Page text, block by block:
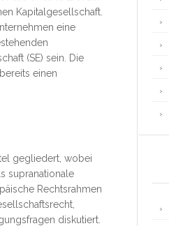
Kapitalgesellschaft.
eine
(SE) sein. Die
einen
gegliedert, wobei
supranationale
Rechtsrahmen
diskutiert.